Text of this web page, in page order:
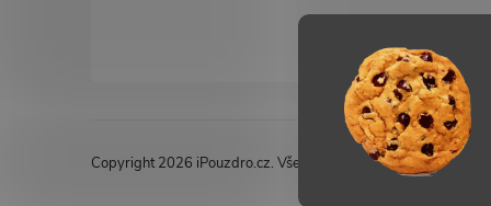
Copyright 2026 iPouzdro.cz. Všechna práva vyhrazena.